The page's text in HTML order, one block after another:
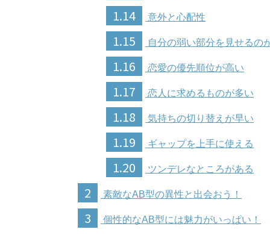
1.14 意外と心配性
1.15 自分の弱い部分を見せるの
1.16 恋愛の優先順位が高い
1.17 恋人に求めるものが多い
1.18 気持ちの切り替えが早い
1.19 ギャップを上手に使える
1.20 ツンデレなところがある
2 素敵なAB型の異性と出会おう！
3 個性的なAB型には魅力がいっぱい！